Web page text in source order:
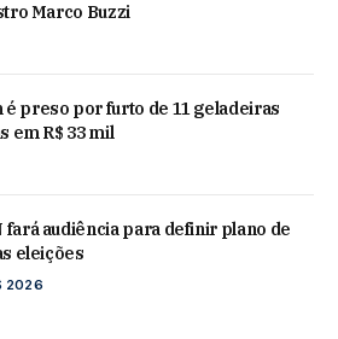
Marco Buzzi
é preso por furto de 11 geladeiras
em R$ 33 mil
fará audiência para definir plano de
eleições
2026